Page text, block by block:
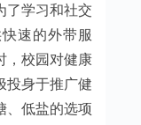
了学习和社交
速的外带服
，校园对健康
投身于推广健
、低盐的选项